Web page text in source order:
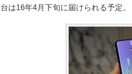
台は16年4月下旬に届けられる予定。